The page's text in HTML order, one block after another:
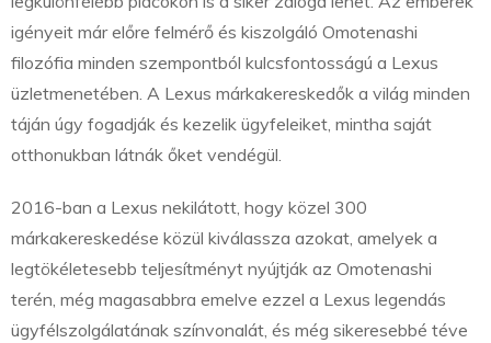
igényeit már előre felmérő és kiszolgáló Omotenashi
filozófia minden szempontból kulcsfontosságú a Lexus
üzletmenetében. A Lexus márkakereskedők a világ minden
táján úgy fogadják és kezelik ügyfeleiket, mintha saját
otthonukban látnák őket vendégül.
2016-ban a Lexus nekilátott, hogy közel 300
márkakereskedése közül kiválassza azokat, amelyek a
legtökéletesebb teljesítményt nyújtják az Omotenashi
terén, még magasabbra emelve ezzel a Lexus legendás
ügyfélszolgálatának színvonalát, és még sikeresebbé téve